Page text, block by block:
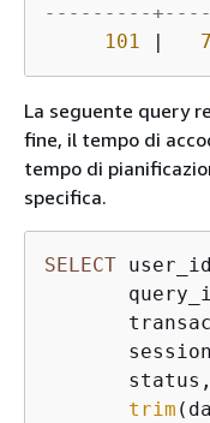
---------
101
|
La seguente query
fine, il tempo di
tempo di
specifica.
SELECT
       status,
trim